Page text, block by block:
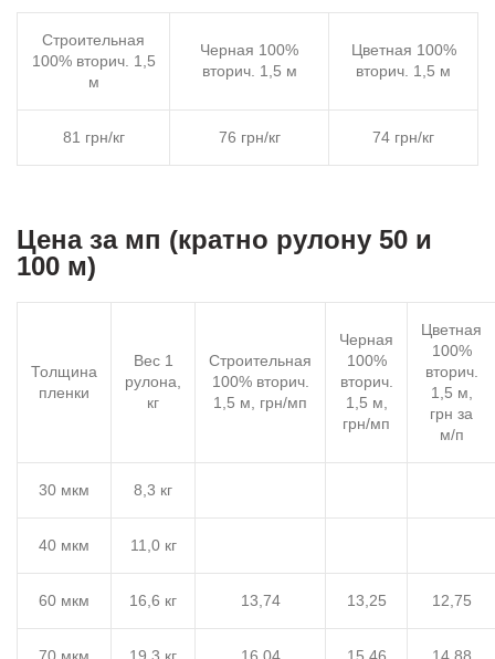
Строительная
100% вторич. 1,5
м
Черная 100%
вторич. 1,5 м
Цветная 100%
вторич. 1,5 м
81 грн/кг 76 грн/кг 74 грн/кг
Цена за мп (кратно рулону 50 и
100 м)
Толщина
пленки
Вес 1
рулона,
кг
Строительная
100% вторич.
1,5 м, грн/мп
Черная
100%
вторич.
1,5 м,
грн/мп
Цветная
100%
вторич.
1,5 м,
грн за
м/п
30 мкм 8,3 кг
40 мкм 11,0 кг
60 мкм 16,6 кг 13,74 13,25 12,75